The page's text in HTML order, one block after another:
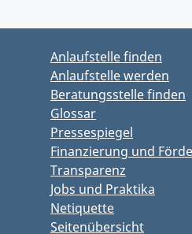
Anlaufstelle finden
Anlaufstelle werden
Beratungsstelle finden
Glossar
Pressespiegel
Finanzierung und
Transparenz
Jobs und Praktika
Netiquette
Seitenübersicht